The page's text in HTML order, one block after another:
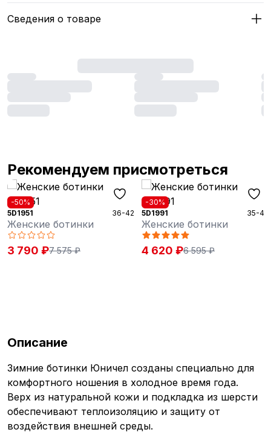
Сведения о товаре
Рекомендуем присмотреться
-50%
5D1951
36-42
Женские ботинки
3 790 ₽7 575 ₽
-30%
5D1991
35-42
Женские ботинки
4 620 ₽6 595 ₽
Описание
Зимние ботинки Юничел созданы специально для
комфортного ношения в холодное время года.
Верх из натуральной кожи и подкладка из шерсти
обеспечивают теплоизоляцию и защиту от
воздействия внешней среды.